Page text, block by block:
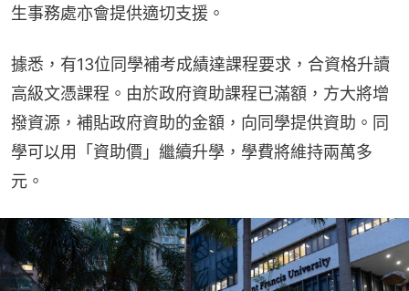
生事務處亦會提供適切支援。
據悉，有13位同學補考成績達課程要求，合資格升讀
高級文憑課程。由於政府資助課程已滿額，方大將增
撥資源，補貼政府資助的金額，向同學提供資助。同
學可以用「資助價」繼續升學，學費將維持兩萬多
元。